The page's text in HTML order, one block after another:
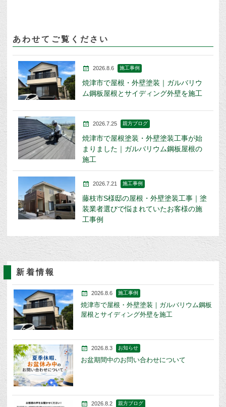
あわせてご覧ください
2026.8.6 施工事例
焼津市で屋根・外壁塗装｜ガルバリウ
ム鋼板屋根とサイディング外壁を施工
2026.7.25 親方ブログ
焼津市で屋根塗装・外壁塗装工事が始
まりました｜ガルバリウム鋼板屋根の
施工
2026.7.21 施工事例
藤枝市S様邸の屋根・外壁塗装工事｜塗
装業者選びで悩まれていたお客様の施
工事例
新着情報
2026.8.6 施工事例
焼津市で屋根・外壁塗装｜ガルバリウム鋼板
屋根とサイディング外壁を施工
2026.8.3 お知らせ
お盆期間中のお問い合わせについて
2026.8.2 親方ブログ